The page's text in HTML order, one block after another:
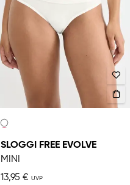
SLOGGI FREE EVOLVE
MINI
13,95 €